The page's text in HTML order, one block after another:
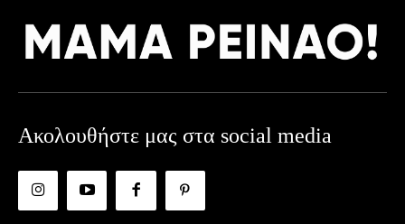
Ακολουθήστε μας στα social media